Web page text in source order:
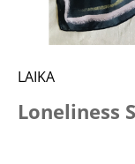
LAIKA
Loneliness